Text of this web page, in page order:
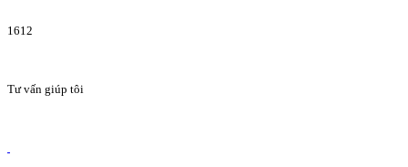
1612
Tư vấn giúp tôi